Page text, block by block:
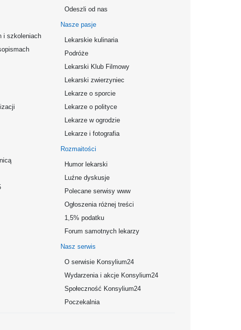
i szkoleniach
Odeszli od nas
Nasze pasje
Lekarskie kulinaria
Podróże
Lekarski Klub Filmowy
Lekarski zwierzyniec
Lekarze o sporcie
Lekarze o polityce
Lekarze w ogrodzie
Lekarze i fotografia
Rozmaitości
Humor lekarski
Luźne dyskusje
Polecane serwisy www
Ogłoszenia różnej treści
1,5% podatku
Forum samotnych lekarzy
Nasz serwis
O serwisie Konsylium24
Wydarzenia i akcje Konsylium24
Społeczność Konsylium24
Poczekalnia